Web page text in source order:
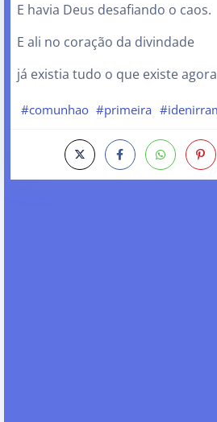
E havia Deus desafiando o caos.
E ali no coração da divindade
já existia tudo o que existe
#comunhao #primeira